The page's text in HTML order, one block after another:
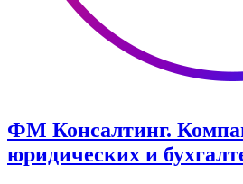
ФМ Консалтинг.
юридических и